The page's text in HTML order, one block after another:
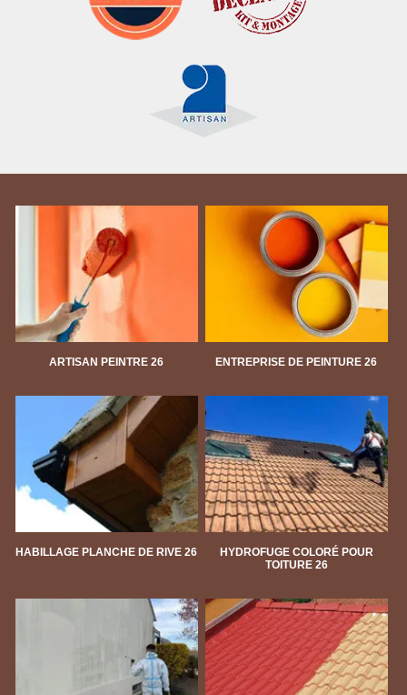
ARTISAN PEINTRE 26 ENTREPRISE DE PEINTURE 26
HABILLAGE PLANCHE DE RIVE 26
HYDROFUGE COLORÉ POUR
TOITURE 26